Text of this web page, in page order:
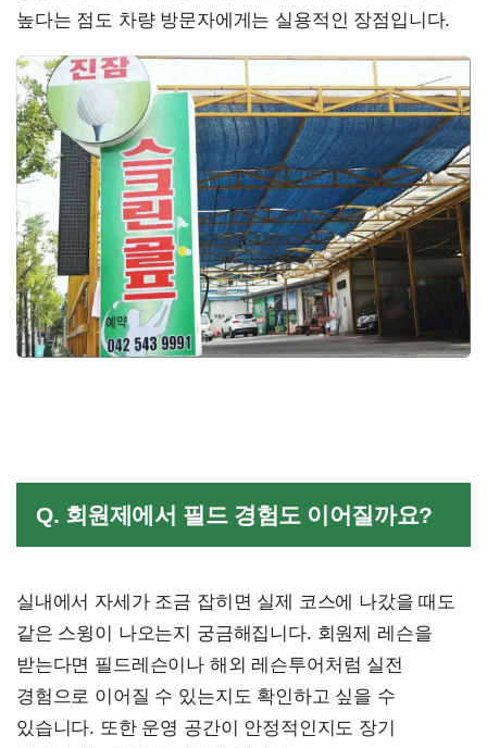
높다는 점도 차량 방문자에게는 실용적인 장점입니다.
Q. 회원제에서 필드 경험도 이어질까요?
실내에서 자세가 조금 잡히면 실제 코스에 나갔을 때도
같은 스윙이 나오는지 궁금해집니다. 회원제 레슨을
받는다면 필드레슨이나 해외 레슨투어처럼 실전
경험으로 이어질 수 있는지도 확인하고 싶을 수
있습니다. 또한 운영 공간이 안정적인지도 장기